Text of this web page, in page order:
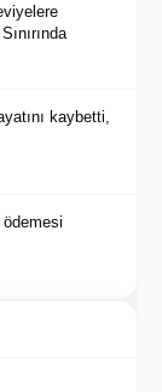
kaybetti,